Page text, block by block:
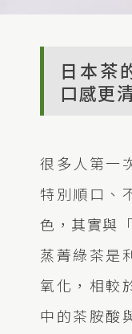
日本茶
口感更
很多人第一
特別順口、
色，其實與
蒸菁綠茶是
氧化，相較
中的茶胺酸